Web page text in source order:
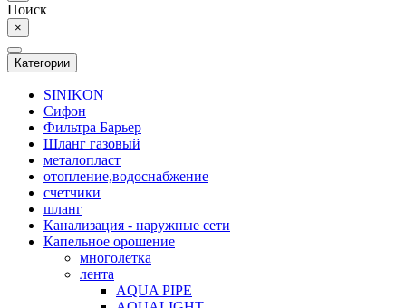
Поиск
×
Категории
SINIKON
Сифон
Фильтра Барьер
Шланг газовый
металопласт
отопление,водоснабжение
счетчики
шланг
Канализация - наружные сети
Капельное орошение
многолетка
лента
AQUA PIPE